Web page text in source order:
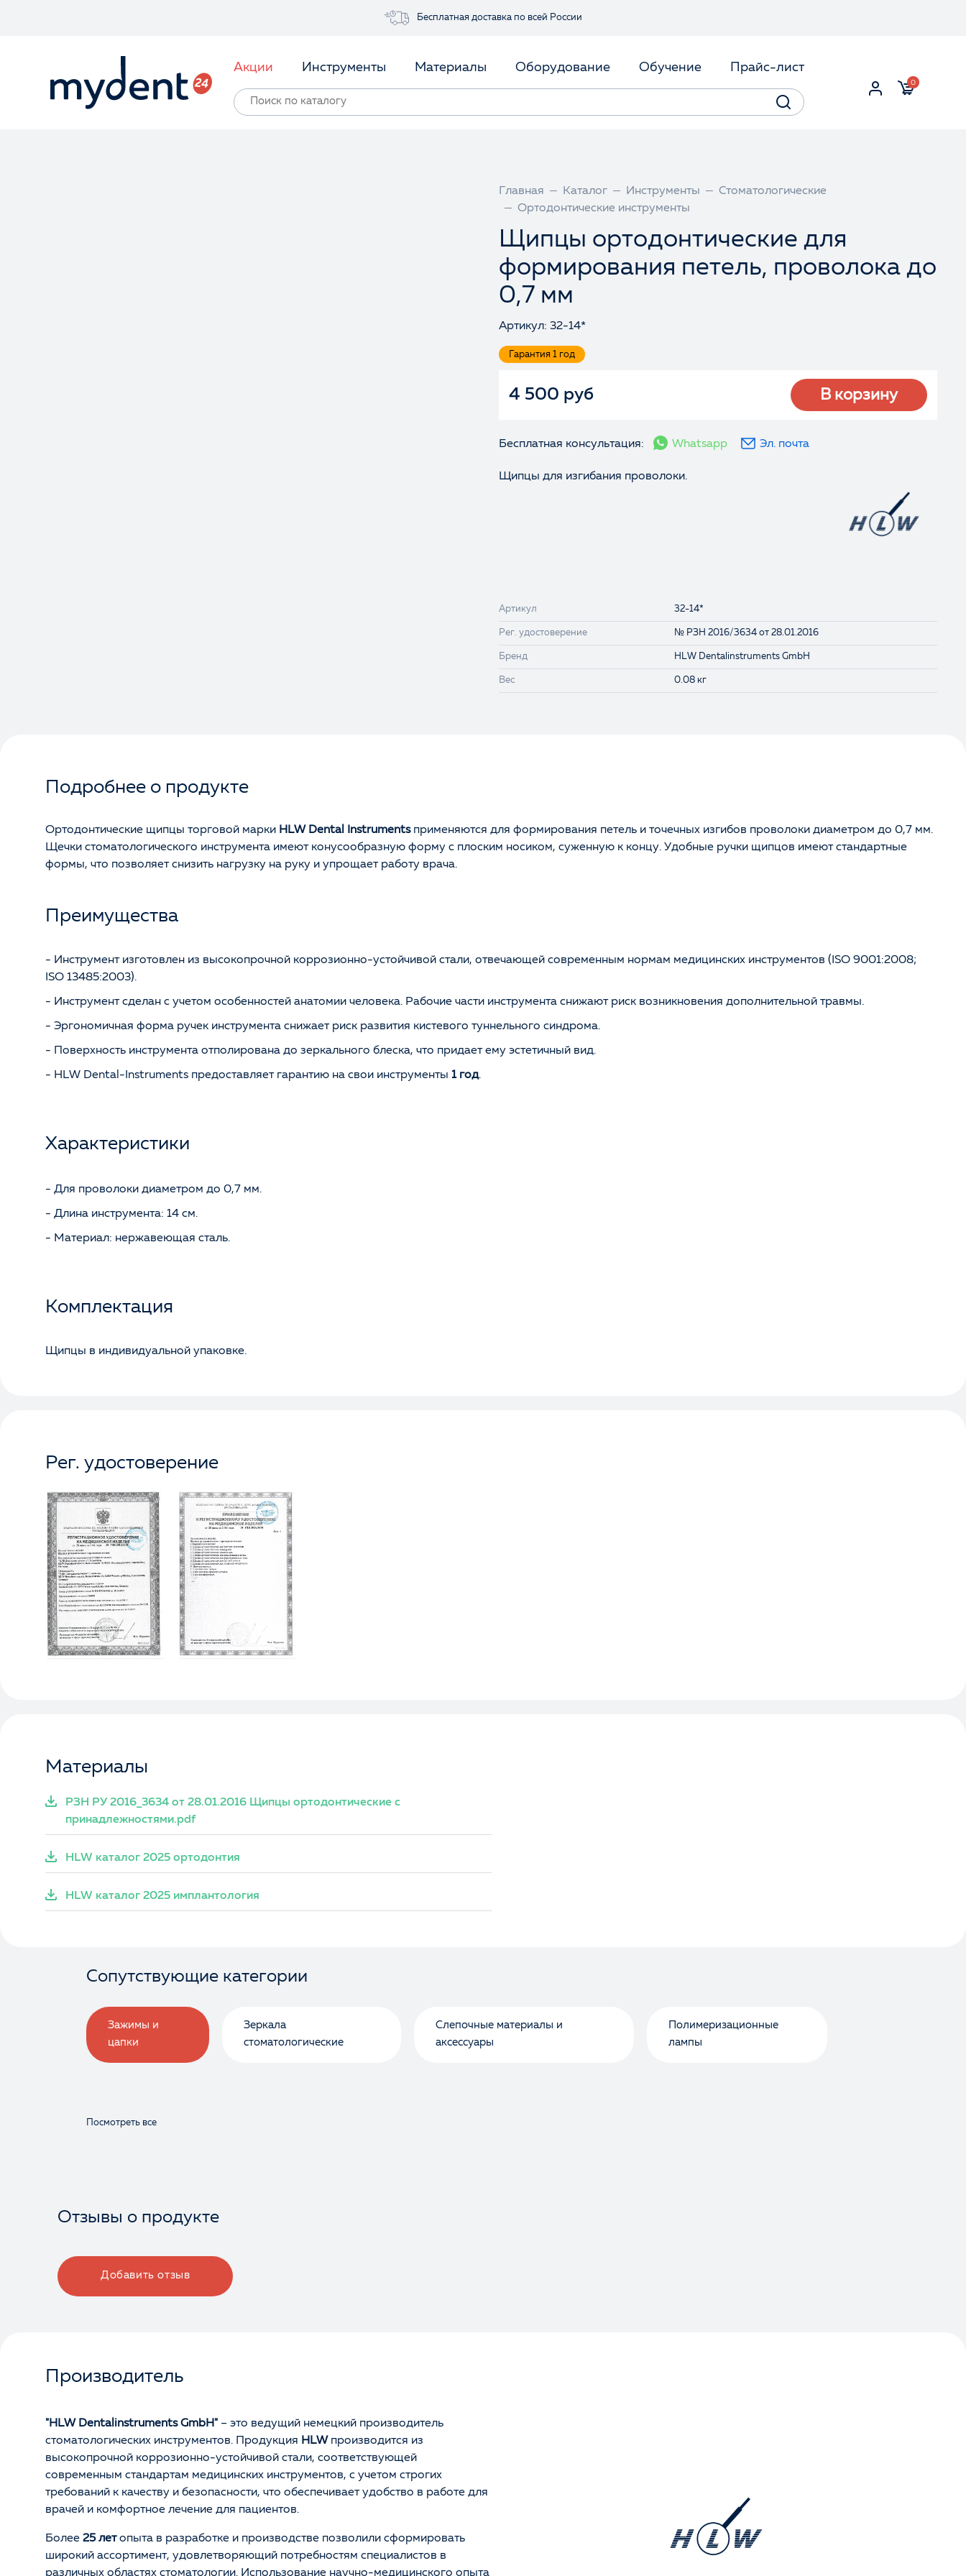
Бесплатная доставка по всей России
Акции Инструменты Материалы Оборудование Обучение Прайс-лист
0
Главная Каталог Инструменты
Стоматологические
Ортодонтические инструменты
Щипцы ортодонтические для
формирования петель, проволока до
0,7 мм
Артикул: 32-14*
Гарантия 1 год
4 500 руб В корзину
Бесплатная консультация: Whatsapp Эл. почта
Щипцы для изгибания проволоки.
Артикул 32-14*
Рег. удостоверение № РЗН 2016/3634 от 28.01.2016
Бренд HLW Dentalinstruments GmbH
Вес 0.08 кг
Подробнее о продукте
Ортодонтические щипцы торговой марки HLW Dental Instrumentsприменяются для формирования петель и точечных изгибов проволоки диаметром до 0,7 мм.
Щечки стоматологического инструмента имеют конусообразную форму с плоским носиком, суженную к концу. Удобные ручки щипцов имеют стандартные
формы, что позволяет снизить нагрузку на руку и упрощает работу врача.
Преимущества
- Инструмент изготовлен из высокопрочной коррозионно-устойчивой стали, отвечающей современным нормам медицинских инструментов (ISO 9001:2008;
ISO 13485:2003).
- Инструмент сделан с учетом особенностей анатомии человека. Рабочие части инструмента снижают риск возникновения дополнительной травмы.
- Эргономичная форма ручек инструмента снижает риск развития кистевого туннельного синдрома.
- Поверхность инструмента отполирована до зеркального блеска, что придает ему эстетичный вид.
- HLW Dental-Instruments предоставляет гарантию на свои инструменты 1 год.
Характеристики
- Для проволоки диаметром до 0,7 мм.
- Длина инструмента: 14 см.
- Материал: нержавеющая сталь.
Комплектация
Щипцы в индивидуальной упаковке.
Рег. удостоверение
Материалы
РЗН РУ 2016_3634 от 28.01.2016 Щипцы ортодонтические с
принадлежностями.pdf
HLW каталог 2025 ортодонтия
HLW каталог 2025 имплантология
Сопутствующие категории
Зажимы и
цапки
Зеркала
стоматологические
Слепочные материалы и
аксессуары
Полимеризационные
лампы
Посмотреть все
Отзывы о продукте
Добавить отзыв
Производитель
"HLW Dentalinstruments GmbH" – это ведущий немецкий производитель
стоматологических инструментов. Продукция HLW производится из
высокопрочной коррозионно-устойчивой стали, соответствующей
современным стандартам медицинских инструментов, с учетом строгих
требований к качеству и безопасности, что обеспечивает удобство в работе для
врачей и комфортное лечение для пациентов.
Более 25 летопыта в разработке и производстве позволили сформировать
широкий ассортимент, удовлетворяющий потребностям специалистов в
различных областях стоматологии. Использование научно-медицинского опыта